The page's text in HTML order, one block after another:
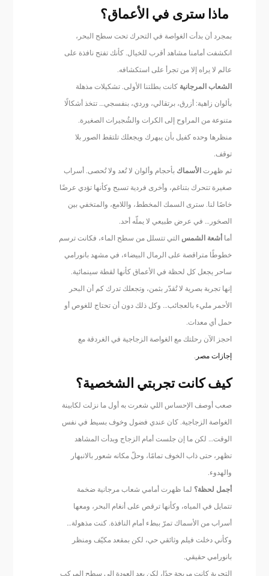
ماذا سترى في الأعماق؟
بمجرد أن بدأت الغواصة في التحرك تحت سطح البحر،
انكشفت أمامنا مشاهد أقرب للخيال. كأنك تفتح نافذة على
عالم لا يراه إلا من تجرأ على استكشافه.
الشعاب المرجانية كانت بطلتنا الأولى. تشكيلات مذهلة
بألوان زاهية: أزرق، برتقالي، وردي، بنفسجي… تتخذ أشكالًا
متنوعة من المراوح إلى الكرات والشُجيرات الصغيرة.
منظرها وحده كفيل بأن يبهرك ويجعلك تلتقط الصور بلا
توقف.
ثم ظهرت الأسماك بأحجام وألوان لا تُعد ولا تُحصى. أسراب
صغيرة تتحرك بتناغم، وأخرى فردية تسبح وكأنها تؤدي عرضًا
خاصًا لنا. سترى السمك المخطط، واللامع، والمتخفي بين
الصخور… في عرض طبيعي لا يملّه أحد.
أما أشعة الشمس التي تتسلل من سطح الماء، فكانت ترسم
خطوطًا متراقصة على الرمال البيضاء، في مشهد بانورامي
ساحر يجعل كل لحظة في الأعماق كأنها لقطة سينمائية.
إنها تجربة بصرية لا تُقدّر بثمن، وتجعلك تدرك كم أن البحر
الأحمر مليء بالعجائب… وكل ذلك دون أن تحتاج للغوص أو
حمل أي معدات.
احجز الآن رحلتك مع الغواصة الزجاجية في الغردقة مع
إجازات مصر .
كيف كانت تجربتي الشخصية؟
صعب أوصف الإحساس اللي شعرت به أول ما نزلت لكابينة
الغواصة الزجاجية. كان عندي فضول وخوف بسيط في نفس
الوقت… لكن ما إن جلست أمام الزجاج وبدأت المشاهد
تظهر، حتى ذاب الخوف تمامًا، وحلّ مكانه شعور بالانبهار
والهدوء.
أجمل لحظة؟ لما ظهرت أمامي شعاب مرجانية ضخمة
تتمايل في المياه، وكأنها ترقص على أنغام البحر، ومعها
أسراب من الأسماك تمرّ ببطء أمام النافذة. كنت مذهولة…
وكأني دخلت فيلم وثائقي حي، لكن بمقعد مكيّف ومنظر
بانورامي حقيقي.
التجربة كانت مريحة جدًا، لكن بعد العودة إلى سطح المركب